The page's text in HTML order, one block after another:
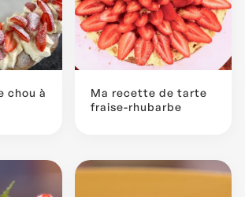
chou à
Ma recette de tarte
fraise-rhubarbe